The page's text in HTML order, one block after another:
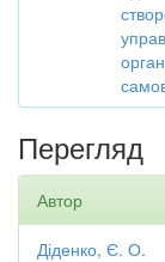
Перегляд
Автор
Діденко, Є. О.